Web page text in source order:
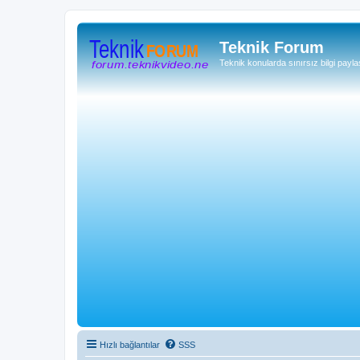
Teknik Forum
Teknik konularda sınırsız bilgi
Hızlı bağlantılar SSS